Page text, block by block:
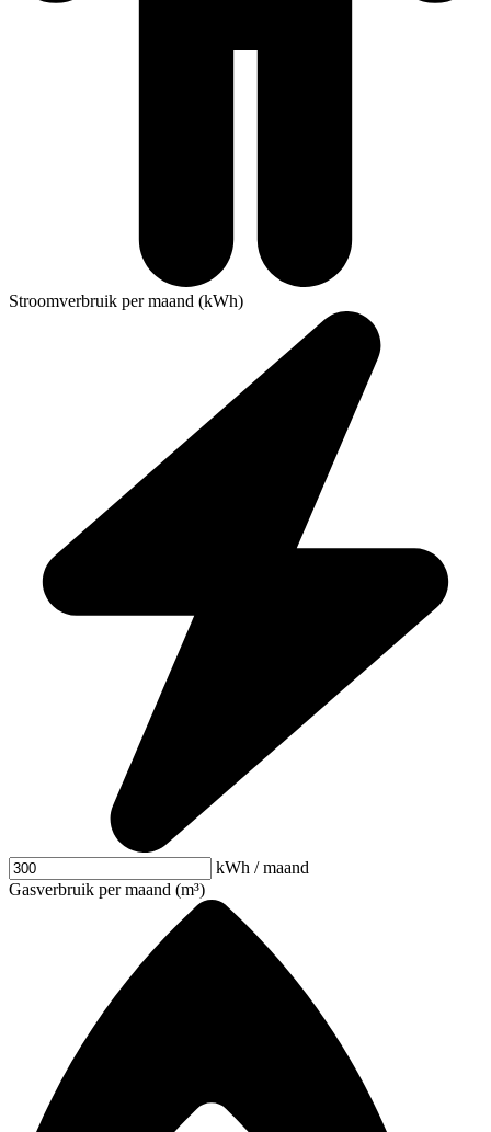
Stroomverbruik per maand (kWh)
kWh / maand
Gasverbruik per maand (m³)